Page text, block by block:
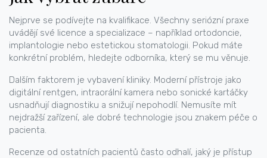
Nejprve se podívejte na kvalifikace. Všechny seriózní praxe
uvádějí své licence a specializace – například ortodoncie,
implantologie nebo estetickou stomatologii. Pokud máte
konkrétní problém, hledejte odborníka, který se mu věnuje.
Dalším faktorem je vybavení kliniky. Moderní přístroje jako
digitální rentgen, intraorální kamera nebo sonické kartáčky
usnadňují diagnostiku a snižují nepohodlí. Nemusíte mít
nejdražší zařízení, ale dobré technologie jsou znakem péče o
pacienta.
Recenze od ostatních pacientů často odhalí, jaký je přístup